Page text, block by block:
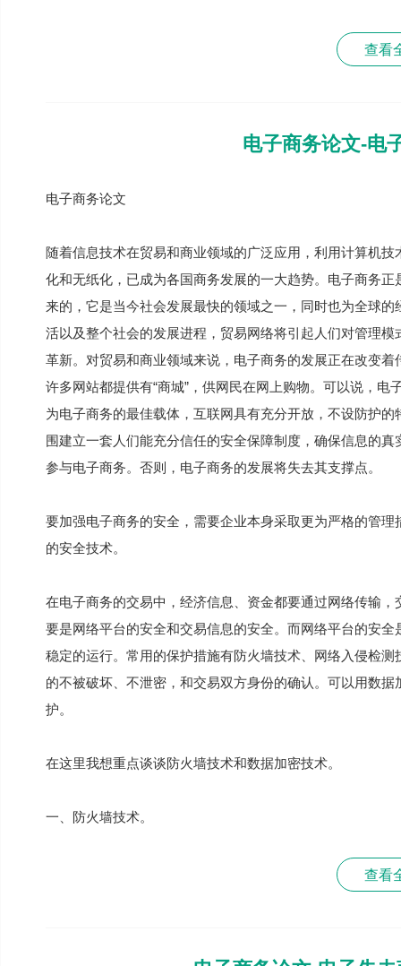
查看
电子商务论文-电
电子商务论文
随着信息技术在贸易和商业领域的广泛应用，利用计算机
化和无纸化，已成为各国商务发展的一大趋势。电子商务
来的，它是当今社会发展最快的领域之一，同时也为全球
活以及整个社会的发展进程，贸易网络将引起人们对管理
革新。对贸易和商业领域来说，电子商务的发展正在改变
许多网站都提供有“商城”，供网民在网上购物。可以说，
为电子商务的最佳载体，互联网具有充分开放，不设防护
围建立一套人们能充分信任的安全保障制度，确保信息的
参与电子商务。否则，电子商务的发展将失去其支撑点。
要加强电子商务的安全，需要企业本身采取更为严格的管
的安全技术。
在电子商务的交易中，经济信息、资金都要通过网络传输
要是网络平台的安全和交易信息的安全。而网络平台的安
稳定的运行。常用的保护措施有防火墙技术、网络入侵检
的不被破坏、不泄密，和交易双方身份的确认。可以用数
护。
在这里我想重点谈谈防火墙技术和数据加密技术。
一、防火墙技术。
查看